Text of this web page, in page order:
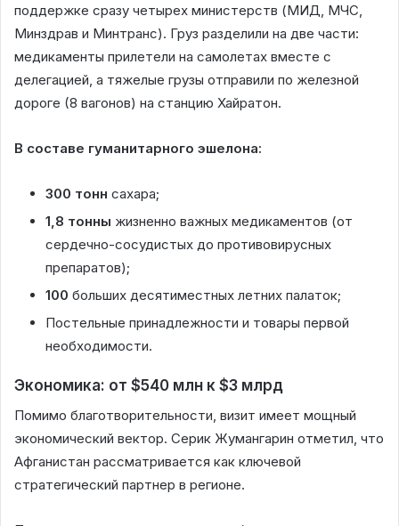
поддержке сразу четырех министерств (МИД, МЧС,
Минздрав и Минтранс). Груз разделили на две части:
медикаменты прилетели на самолетах вместе с
делегацией, а тяжелые грузы отправили по железной
дороге (8 вагонов) на станцию Хайратон.
В составе гуманитарного эшелона:
300 тонн сахара;
1,8 тонны жизненно важных медикаментов (от
сердечно-сосудистых до противовирусных
препаратов);
100 больших десятиместных летних палаток;
Постельные принадлежности и товары первой
необходимости.
Экономика: от $540 млн к $3 млрд
Помимо благотворительности, визит имеет мощный
экономический вектор. Серик Жумангарин отметил, что
Афганистан рассматривается как ключевой
стратегический партнер в регионе.